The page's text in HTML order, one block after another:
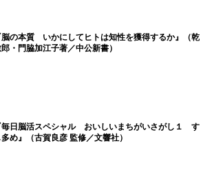
脳の本質 いかにしてヒトは知性を獲得するか』（乾
・門脇加江子著／中公新書）
毎日脳活スペシャル おいしいまちがいさがし１ す
多め』（古賀良彦 監修／文響社）